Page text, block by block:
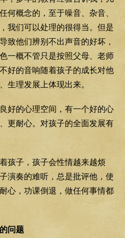
何概念的，至于噪音、杂音、
我们可以处理的很得当。但是
致他们辨别不出声音的好坏，
一概不管只是按照父母、老师
好的音响随着孩子的成长对他
生理发展上体现出来。
好的心理空间，有一个好的心
更耐心。对孩子的全面发展有
孩子，孩子会性情越来越烦
演奏的难听，总是批评他，使
心，功课倒退，做任何事情都
问题